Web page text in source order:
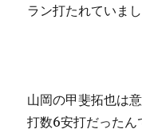
ラン打たれていまし
山岡の甲斐拓也は
打数6安打だったん